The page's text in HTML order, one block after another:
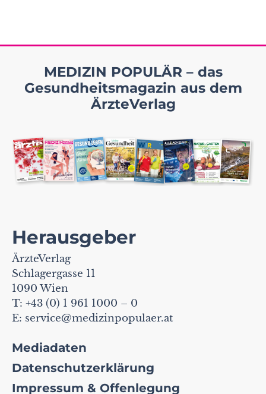
MEDIZIN POPULÄR – das
Gesundheitsmagazin aus dem
ÄrzteVerlag
Herausgeber
ÄrzteVerlag
Schlagergasse 11
1090 Wien
T: +43 (0) 1 961 1000 – 0
E: service@medizinpopulaer.at
Mediadaten
Datenschutzerklärung
Impressum & Offenlegung